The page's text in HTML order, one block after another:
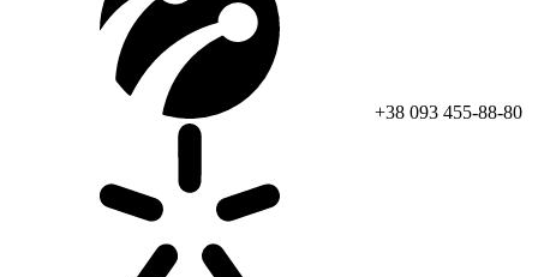
+38 093 455-88-80